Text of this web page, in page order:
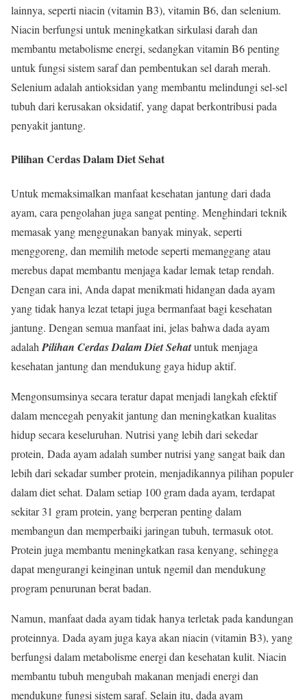
lainnya, seperti niacin (vitamin B3), vitamin B6, dan selenium.
Niacin berfungsi untuk meningkatkan sirkulasi darah dan
membantu metabolisme energi, sedangkan vitamin B6 penting
untuk fungsi sistem saraf dan pembentukan sel darah merah.
Selenium adalah antioksidan yang membantu melindungi sel-sel
tubuh dari kerusakan oksidatif, yang dapat berkontribusi pada
penyakit jantung.
Pilihan Cerdas Dalam Diet Sehat
Untuk memaksimalkan manfaat kesehatan jantung dari dada
ayam, cara pengolahan juga sangat penting. Menghindari teknik
memasak yang menggunakan banyak minyak, seperti
menggoreng, dan memilih metode seperti memanggang atau
merebus dapat membantu menjaga kadar lemak tetap rendah.
Dengan cara ini, Anda dapat menikmati hidangan dada ayam
yang tidak hanya lezat tetapi juga bermanfaat bagi kesehatan
jantung. Dengan semua manfaat ini, jelas bahwa dada ayam
adalah Pilihan Cerdas Dalam Diet Sehatuntuk menjaga
kesehatan jantung dan mendukung gaya hidup aktif.
Mengonsumsinya secara teratur dapat menjadi langkah efektif
dalam mencegah penyakit jantung dan meningkatkan kualitas
hidup secara keseluruhan. Nutrisi yang lebih dari sekedar
protein, Dada ayam adalah sumber nutrisi yang sangat baik dan
lebih dari sekadar sumber protein, menjadikannya pilihan populer
dalam diet sehat. Dalam setiap 100 gram dada ayam, terdapat
sekitar 31 gram protein, yang berperan penting dalam
membangun dan memperbaiki jaringan tubuh, termasuk otot.
Protein juga membantu meningkatkan rasa kenyang, sehingga
dapat mengurangi keinginan untuk ngemil dan mendukung
program penurunan berat badan.
Namun, manfaat dada ayam tidak hanya terletak pada kandungan
proteinnya. Dada ayam juga kaya akan niacin (vitamin B3), yang
berfungsi dalam metabolisme energi dan kesehatan kulit. Niacin
membantu tubuh mengubah makanan menjadi energi dan
mendukung fungsi sistem saraf. Selain itu, dada ayam